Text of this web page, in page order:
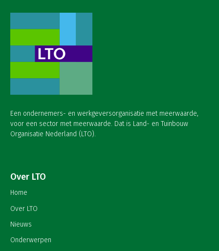
Een ondernemers- en werkgeversorganisatie met meerwaarde,
voor een sector met meerwaarde. Dat is Land- en Tuinbouw
Organisatie Nederland (LTO).
Over LTO
Home
Over LTO
Nieuws
Onderwerpen